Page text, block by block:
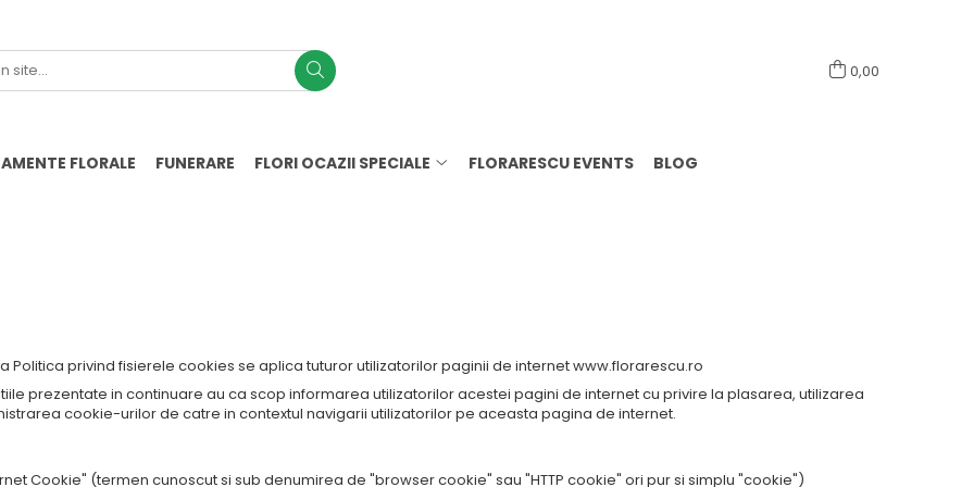
0,00
FLORALE FUNERARE FLORI OCAZII SPECIALE FLORARESCU EVENTS BLOG
Politica privind fisierele cookies se aplica tuturor utilizatorilor paginii de internet www.florarescu.ro
prezentate in continuare au ca scop informarea utilizatorilor acestei pagini de internet cu privire la plasarea, utilizarea
cookie-urilor de catre in contextul navigarii utilizatorilor pe aceasta pagina de internet.
Cookie" (termen cunoscut si sub denumirea de "browser cookie" sau "HTTP cookie" ori pur si simplu "cookie")